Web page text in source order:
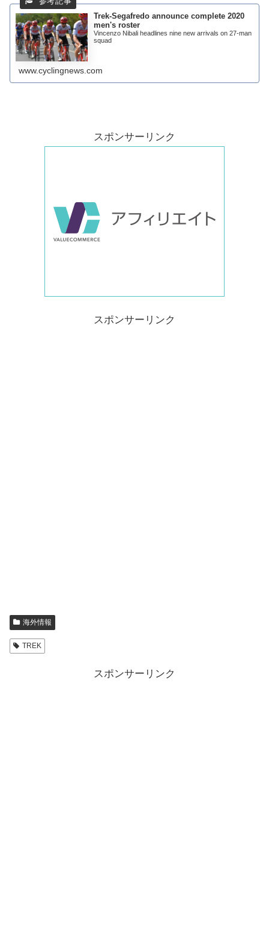
Trek-Segafredo announce complete 2020
men's roster
Vincenzo Nibali headlines nine new arrivals on 27-man
squad
www.cyclingnews.com
スポンサーリンク
スポンサーリンク
海外情報
TREK
スポンサーリンク